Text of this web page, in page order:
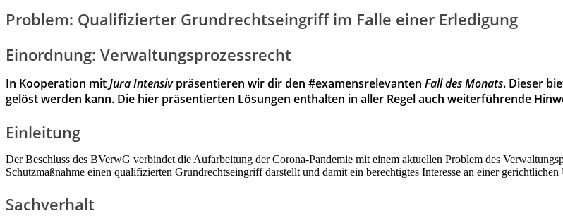
Problem: Qualifizierter Grundrechtseingriff im Falle einer Erledigung
Einordnung: Verwaltungsprozessrecht
In Kooperation mitJura Intensivpräsentieren wir dir den #examensrelevanten Fall des Monats. Dieser
gelöst werden kann. Die hier präsentierten Lösungen enthalten in aller Regel auch weiterführende
Einleitung
Der Beschluss des BVerwG verbindet die Aufarbeitung der Corona-Pandemie mit einem aktuellen Problem des
Schutzmaßnahme einen qualifizierten Grundrechtseingriff darstellt und damit ein berechtigtes Interesse an einer
Sachverhalt